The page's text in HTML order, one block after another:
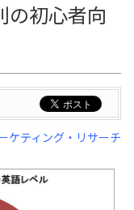
の初心者向
ケティング・リサーチ